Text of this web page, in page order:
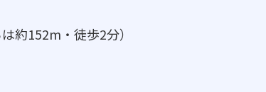
約152m・徒歩2分）